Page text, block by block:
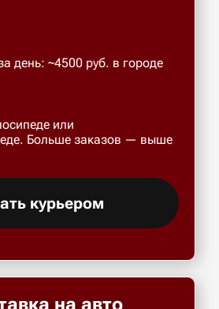
день: ~4500 руб. в городе
или
Больше заказов — выше
курьером
на авто